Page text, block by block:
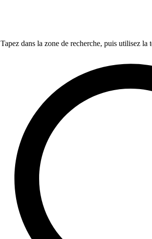
Tapez dans la zone de recherche, puis utilisez